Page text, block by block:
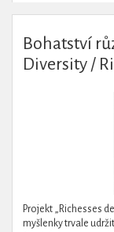
Bohatství
Diversity /
Projekt „Richesses
myšlenky trvale